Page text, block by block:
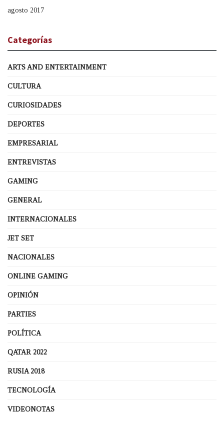
agosto 2017
Categorías
ARTS AND ENTERTAINMENT
CULTURA
CURIOSIDADES
DEPORTES
EMPRESARIAL
ENTREVISTAS
GAMING
GENERAL
INTERNACIONALES
JET SET
NACIONALES
ONLINE GAMING
OPINIÓN
PARTIES
POLÍTICA
QATAR 2022
RUSIA 2018
TECNOLOGÍA
VIDEONOTAS